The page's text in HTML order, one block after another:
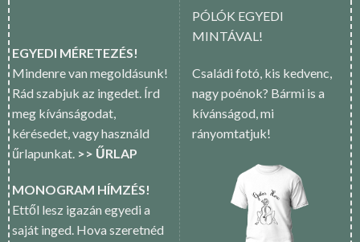
EGYEDI MÉRETEZÉS!
Mindenre van megoldásunk!
Rád szabjuk az ingedet. Írd
meg kívánságodat,
kérésedet, vagy használd
űrlapunkat. >> ŰRLAP
MONOGRAM HÍMZÉS!
Ettől lesz igazán egyedi a
saját inged. Hova szeretnéd
PÓLÓK EGYEDI
MINTÁVAL!
Családi fotó, kis kedvenc,
nagy poénok? Bármi is a
kívánságod, mi
rányomtatjuk!